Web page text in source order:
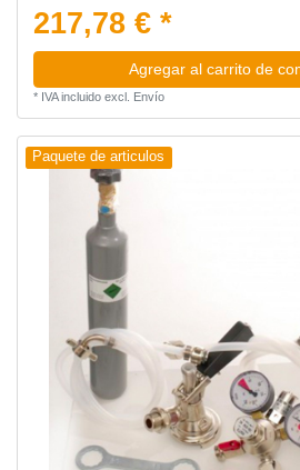
217,78 € *
Agregar al carrito de
* IVA incluidoexcl. Envío
Paquete de articulos